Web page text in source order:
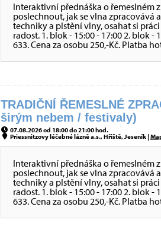
Interaktivní přednáška o řemeslném
poslechnout, jak se vlna zpracovává
techniky a plstění vlny, osahat si
radost. 1. blok - 15:00 - 17:00 2. blok -
633. Cena za osobu 250,-Kč. Platba
TRADIČNÍ ŘEMESLNÉ
širým nebem / festivaly)
07.08.2026 od 18:00 do 21:00 hod.
Priessnitzovy léčebné lázně a.s., Hřiště, Jeseník |
Interaktivní přednáška o řemeslném
poslechnout, jak se vlna zpracovává
techniky a plstění vlny, osahat si
radost. 1. blok - 15:00 - 17:00 2. blok -
633. Cena za osobu 250,-Kč. Platba